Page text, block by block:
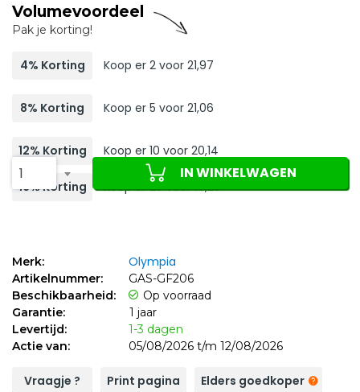
Volumevoordeel
Pak je korting!
4% Korting Koop er 2 voor 21,97
8% Korting Koop er 5 voor 21,06
12% Korting Koop er 10 voor 20,14
16% Korting Koop er 20 voor 19,23
1 IN WINKELWAGEN
Merk: Olympia
Artikelnummer:
GAS-GF206
Beschikbaarheid:
Op voorraad
Garantie:
1 jaar
Levertijd:
1-3 dagen
Actie van:
05/08/2026 t/m 12/08/2026
Vraagje ? Print pagina Elders goedkoper